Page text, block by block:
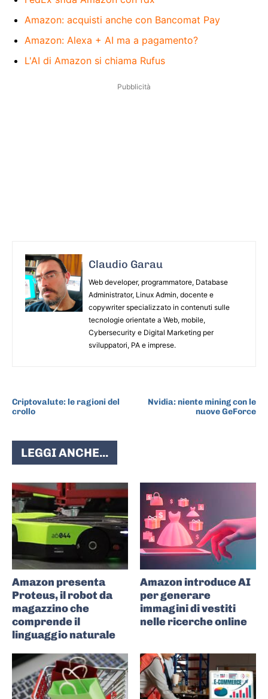
Amazon: acquisti anche con Bancomat Pay
Amazon: Alexa + AI ma a pagamento?
L'AI di Amazon si chiama Rufus
Pubblicità
Claudio Garau
Web developer, programmatore, Database
Administrator, Linux Admin, docente e
copywriter specializzato in contenuti sulle
tecnologie orientate a Web, mobile,
Cybersecurity e Digital Marketing per
sviluppatori, PA e imprese.
Criptovalute: le ragioni del
crollo
Nvidia: niente mining con le
nuove GeForce
LEGGI ANCHE...
Amazon presenta
Proteus, il robot da
magazzino che
comprende il
linguaggio naturale
Amazon introduce AI
per generare
immagini di vestiti
nelle ricerche online